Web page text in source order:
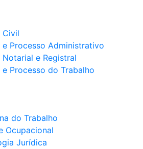
Civil
Processo Administrativo
e Registral
Processo do Trabalho
do Trabalho
Ocupacional
Jurídica